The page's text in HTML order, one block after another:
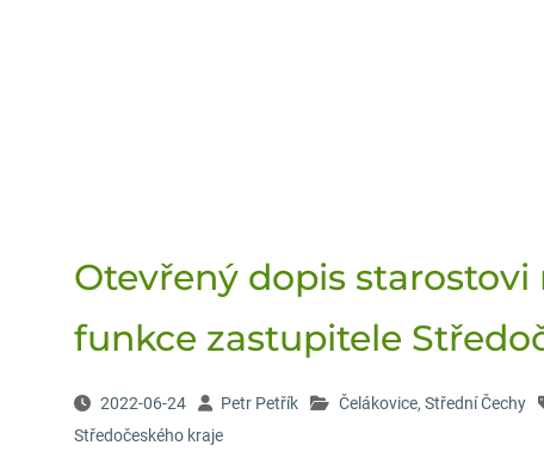
Otevřený dopis
funkce zastupitele
2022-06-24 Petr Petřík Čelákovice, Střední Čechy
Středočeského kraje